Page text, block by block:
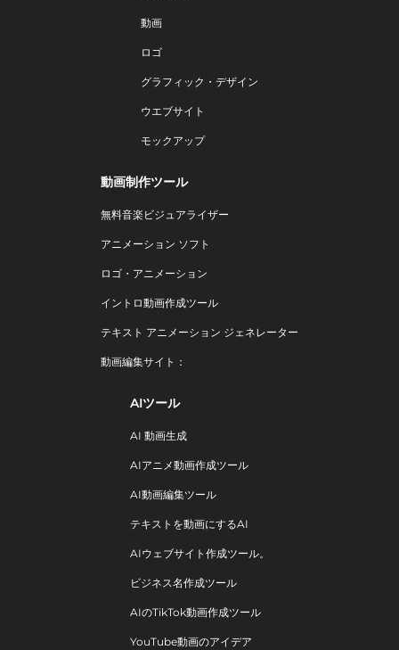
動画
ロゴ
グラフィック・デザイン
ウエブサイト
モックアップ
動画制作ツール
無料音楽ビジュアライザー
アニメーション ソフト
ロゴ・アニメーション
イントロ動画作成ツール
テキスト アニメーション ジェネレーター
動画編集サイト：
AIツール
AI 動画生成
AIアニメ動画作成ツール
AI動画編集ツール
テキストを動画にするAI
AIウェブサイト作成ツール。
ビジネス名作成ツール
AIのTikTok動画作成ツール
YouTube動画のアイデア